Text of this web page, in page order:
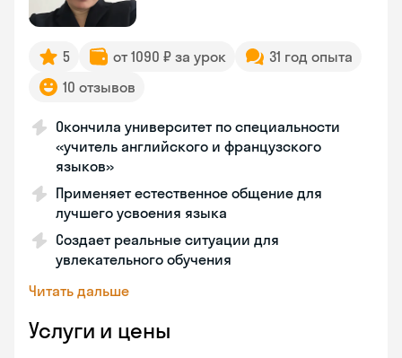
5 от 1090 ₽ за урок
31 год опыта
10 отзывов
Окончила университет по специальности
«учитель английского и французского
языков»
Применяет естественное общение для
лучшего усвоения языка
Создает реальные ситуации для
увлекательного обучения
Читать дальше
Услуги и цены